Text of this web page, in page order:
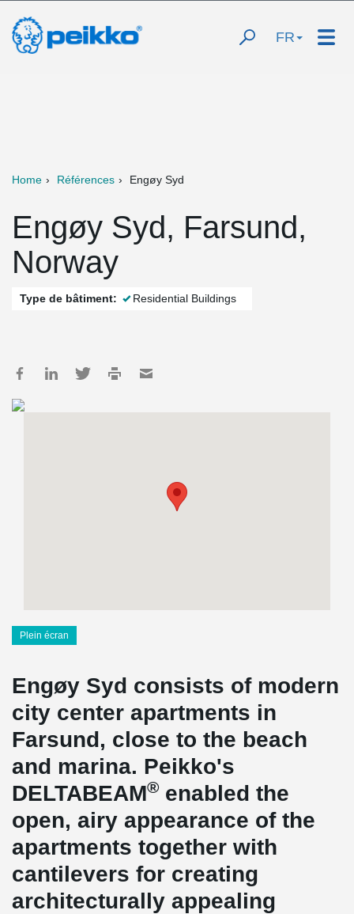
FR
Home Références Engøy Syd
Engøy Syd, Farsund,
Norway
Type de bâtiment: Residential Buildings
Plein écran
Engøy Syd consists of modern
city center apartments in
Farsund, close to the beach
and marina. Peikko's
DELTABEAM® enabled the
open, airy appearance of the
apartments together with
cantilevers for creating
architecturally appealing